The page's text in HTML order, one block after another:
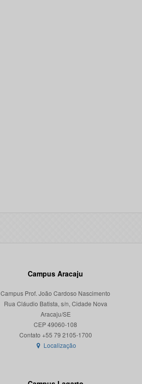
Campus Aracaju
Campus Prof. João Cardoso Nascimento
Rua Cláudio Batista, s/n, Cidade Nova
Aracaju/SE
CEP 49060-108
Localização